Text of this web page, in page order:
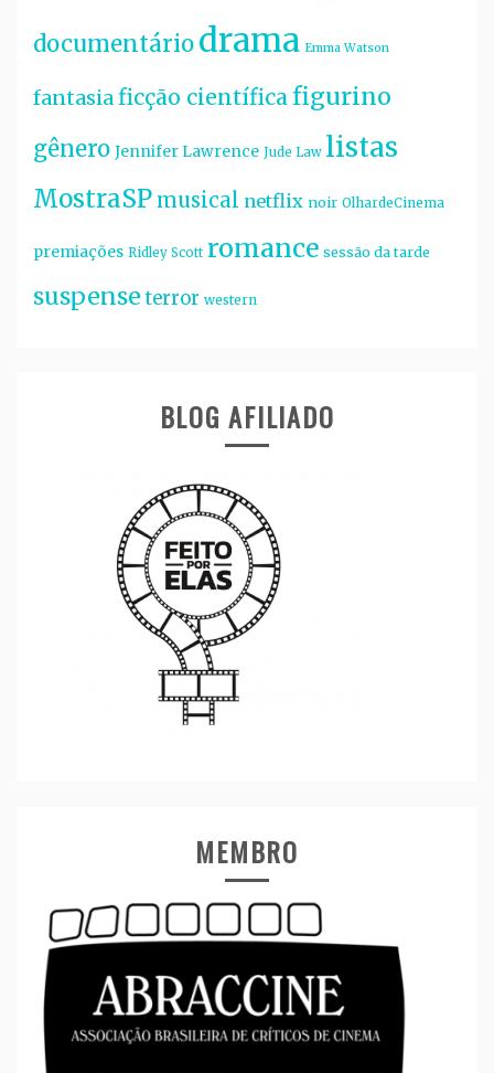
documentáriodrama Emma Watson
fantasia ficção científica figurino
gênero Jennifer Lawrence Jude Law listas
MostraSP musical netflix noir OlhardeCinema
premiações Ridley Scott romance sessão da tarde
suspense terror western
BLOG AFILIADO
MEMBRO